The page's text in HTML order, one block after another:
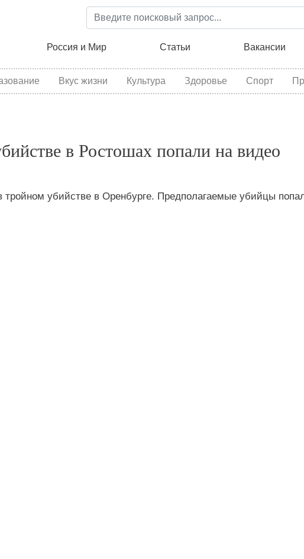
Перейти
к
содержанию
Россия и Мир Статьи Вакансии
Вкус жизни Культура Здоровье Спорт
в Ростошах попали на видео
убийстве в Оренбурге. Предполагаемые убийцы